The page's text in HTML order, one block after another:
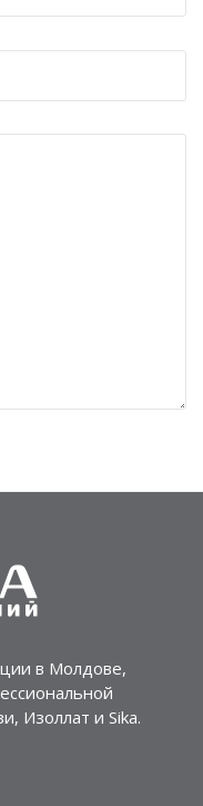
в Молдове,
Изоллат и Sika.